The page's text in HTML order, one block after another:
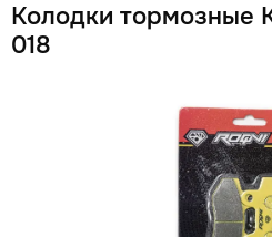
Колодки тормозные
018